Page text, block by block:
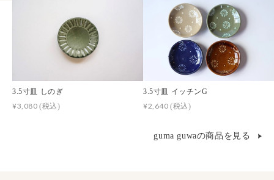
3.5寸皿 しのぎ
¥3,080(税込)
3.5寸皿 イッチンG
¥2,640(税込)
guma guwaの商品を見る